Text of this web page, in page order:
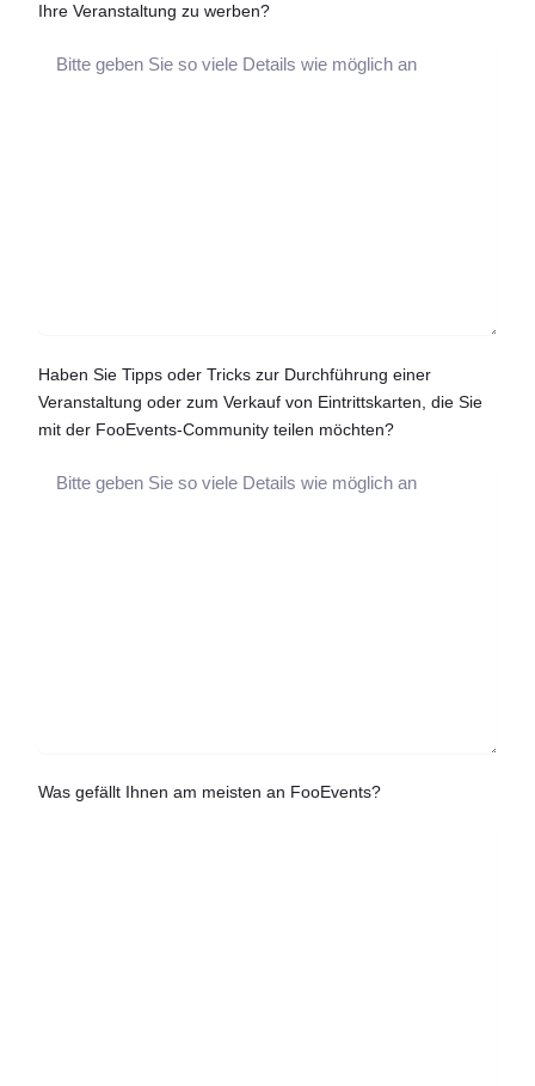
Ihre Veranstaltung zu werben?
Haben Sie Tipps oder Tricks zur Durchführung einer
Veranstaltung oder zum Verkauf von Eintrittskarten, die Sie
mit der FooEvents-Community teilen möchten?
Was gefällt Ihnen am meisten an FooEvents?